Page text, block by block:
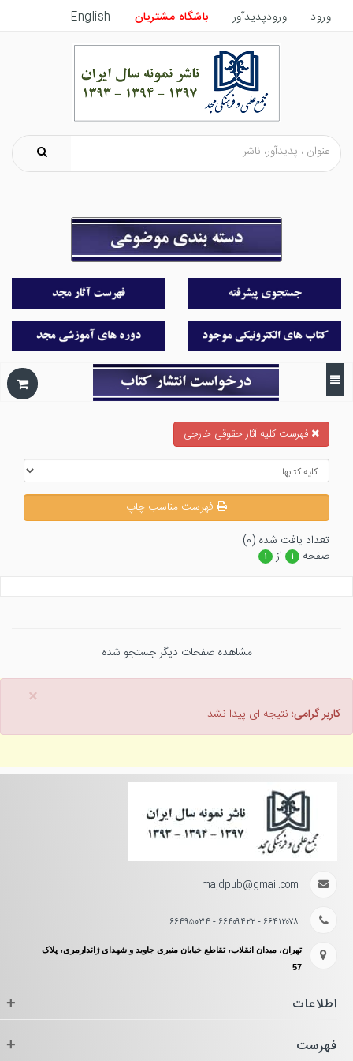
ورود ورودپدیدآور باشگاه مشتریان English
فهرست کلیه آثار حقوقی خارجی
فهرست مناسب چاپ
تعداد يافت شده (۰)
صفحه
۱ از ۱
مشاهده صفحات دیگر جستجو شده
×
کاربر گرامی؛ نتیجه ای پیدا نشد
majdpub@gmail.com
۶۶۴۱۲۰۷۸ - ۶۶۴۰۹۴۲۲ - ۶۶۴۹۵۰۳۴
تهران، میدان انقلاب، تقاطع خیابان منیری جاوید و شهدای ژاندارمری، پلاک
57
اطلاعات +
فهرست +